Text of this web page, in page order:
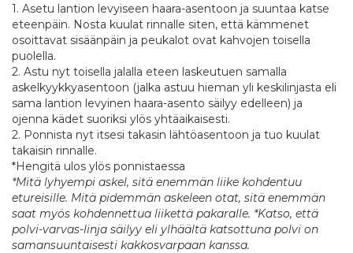
1. Asetu lantion levyiseen haara-asentoon ja suuntaa katse
eteenpäin. Nosta kuulat rinnalle siten, että kämmenet
osoittavat sisäänpäin ja peukalot ovat kahvojen toisella
puolella.
2. Astu nyt toisella jalalla eteen laskeutuen samalla
askelkyykkyasentoon (jalka astuu hieman yli keskilinjasta eli
sama lantion levyinen haara-asento säilyy edelleen) ja
ojenna kädet suoriksi ylös yhtäaikaisesti.
2. Ponnista nyt itsesi takasin lähtöasentoon ja tuo kuulat
takaisin rinnalle.
*Hengitä ulos ylös ponnistaessa
*Mitä lyhyempi askel, sitä enemmän liike kohdentuu
etureisille. Mitä pidemmän askeleen otat, sitä enemmän
saat myös kohdennettua liikettä pakaralle. *Katso, että
polvi-varvas-linja säilyy eli ylhäältä katsottuna polvi on
samansuuntaisesti kakkosvarpaan kanssa.